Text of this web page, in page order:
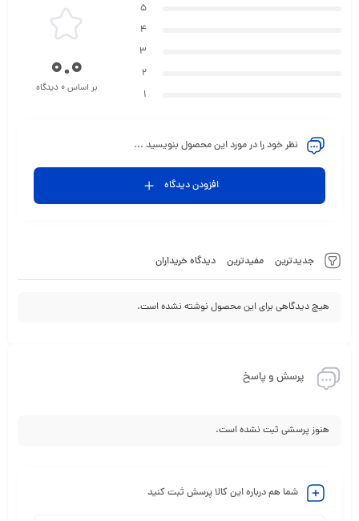
جدیدترین مفیدترین دیدگاه خریداران
هیچ دیدگاهی برای این محصول نوشته نشده است.
5
4
3
2
1
0.0
بر اساس 0 دیدگاه
نظر خود را در مورد این محصول بنویسید ...
افزودن دیدگاه
پرسش و پاسخ
هنوز پرسشی ثبت نشده است.
شما هم درباره این کالا پرسش ثبت کنید